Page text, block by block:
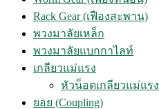
Rack Gear (เฟืองสะพาน)
พวงมาลัยเหล็ก
พวงมาลัยแบกกาไลท์
เกลียวแม่แรง
หัวน็อตเกลียวแม่แรง
ยอย (Coupling)